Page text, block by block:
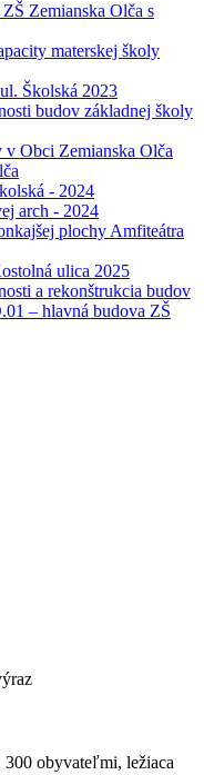
Zemianska Olča s
materskej školy
Školská 2023
budov základnej školy
Obci Zemianska Olča
- 2024
arch - 2024
plochy Amfiteátra
ulica 2025
a rekonštrukcia budov
– hlavná budova ZŠ
obyvateľmi, ležiaca